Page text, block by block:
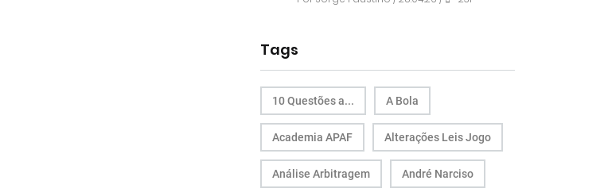
Tags
10 Questões a... A Bola
Academia APAF Alterações Leis Jogo
Análise Arbitragem André Narciso